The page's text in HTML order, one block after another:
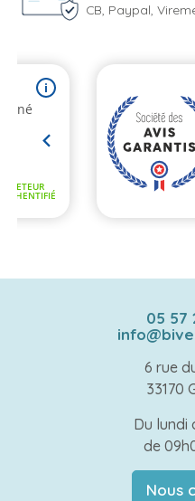
CB, Paypal,
05 57
6 rue
33170
Du lundi
de
Nous